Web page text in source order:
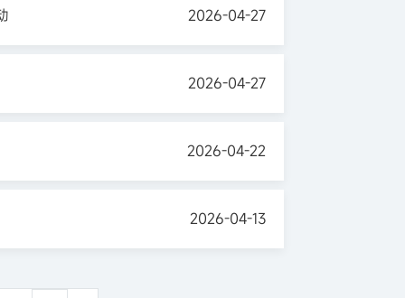
2026-04-27
2026-04-27
2026-04-22
2026-04-13